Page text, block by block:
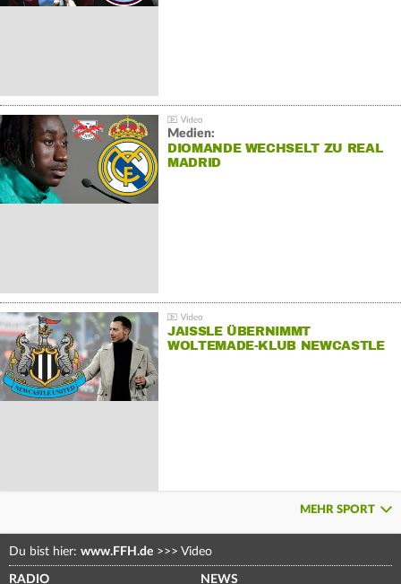
Medien:
DIOMANDE WECHSELT ZU REAL
MADRID
JAISSLE ÜBERNIMMT
WOLTEMADE-KLUB NEWCASTLE
MEHR SPORT
Du bist hier: www.FFH.de >>> Video
RADIO NEWS